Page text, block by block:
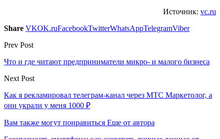
Источник: vc.ru
Share VKOK.ruFacebookTwitterWhatsAppTelegramViber
Prev Post
Что и где читают предприниматели микро- и малого бизнеса
Next Post
Как я рекламировал телеграм-канал через МТС Маркетолог, а
они украли у меня 1000 ₽
Вам также могут понравиться Еще от автора